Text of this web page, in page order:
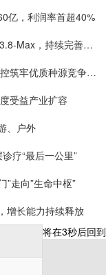
亿，利润率首超40%
值得买科技OpenHubs首批上线阿里云Qwen3.8-Max，持续完善企业多模型服务
年内4万套法国种鸡落地：益生股份以健康管控筑牢优质种源竞争壁垒
受益产业扩容
、户外
疗“最后一公里”
”走向”生命中枢”
增长能力持续释放
将在3秒后回